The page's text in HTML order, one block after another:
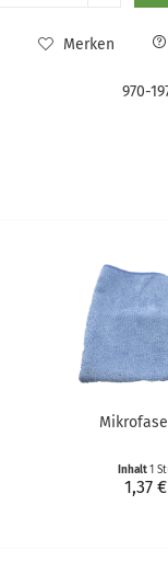
Merken
970-
Inhalt1
1,37